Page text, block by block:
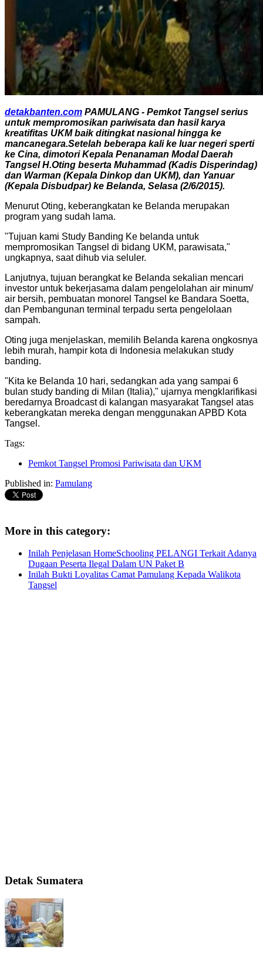
detakbanten.com PAMULANG - Pemkot Tangsel serius
untuk mempromosikan pariwisata dan hasil karya
kreatifitas UKM baik ditingkat nasional hingga ke
mancanegara.Setelah beberapa kali ke luar negeri sperti
ke Cina, dimotori Kepala Penanaman Modal Daerah
Tangsel H.Oting beserta Muhammad (Kadis Disperindag)
dan Warman (Kepala Dinkop dan UKM), dan Yanuar
(Kepala Disbudpar) ke Belanda, Selasa (2/6/2015).
Menurut Oting, keberangkatan ke Belanda merupakan
program yang sudah lama.
"Tujuan kami Study Banding Ke belanda untuk
mempromosikan Tangsel di bidang UKM, parawisata,"
ungkapnya, saat dihub via seluler.
Lanjutnya, tujuan berangkat ke Belanda sekalian mencari
investor untuk bekerjasama dalam pengelolahan air minum/
air bersih, pembuatan monorel Tangsel ke Bandara Soetta,
dan Pembangunan terminal terpadu serta pengelolaan
sampah.
Oting juga menjelaskan, memilih Belanda karena ongkosnya
lebih murah, hampir kota di Indonesia melakukan study
banding.
"Kita ke Belanda 10 hari, sedangkan ada yang sampai 6
bulan study banding di Milan (Italia)," ujarnya mengklarifikasi
beredarnya Broadcast di kalangan masyarakat Tangsel atas
keberangkatan mereka dengan menggunakan APBD Kota
Tangsel.
Tags:
Pemkot Tangsel Promosi Pariwisata dan UKM
Published in: Pamulang
More in this category:
Inilah Penjelasan HomeSchooling PELANGI Terkait Adanya
Dugaan Peserta Ilegal Dalam UN Paket B
Inilah Bukti Loyalitas Camat Pamulang Kepada Walikota
Tangsel
Detak Sumatera